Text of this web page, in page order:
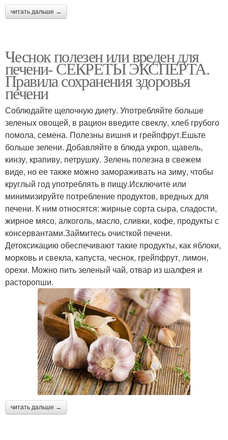
читать дальше →
Чеснок полезен или вреден для
печени- СЕКРЕТЫ ЭКСПЕРТА.
Правила сохранения здоровья
печени
Соблюдайте щелочную диету. Употребляйте больше
зеленых овощей, в рацион введите свеклу, хлеб грубого
помола, семена. Полезны вишня и грейпфрут.Ешьте
больше зелени. Добавляйте в блюда укроп, щавель,
кинзу, крапиву, петрушку. Зелень полезна в свежем
виде, но ее также можно замораживать на зиму, чтобы
круглый год употреблять в пищу.Исключите или
минимизируйте потребление продуктов, вредных для
печени. К ним относятся: жирные сорта сыра, сладости,
жирное мясо, алкоголь, масло, сливки, кофе, продукты с
консервантами.Займитесь очисткой печени.
Детоксикацию обеспечивают такие продукты, как яблоки,
морковь и свекла, капуста, чеснок, грейпфрут, лимон,
орехи. Можно пить зеленый чай, отвар из шалфея и
расторопши.
читать дальше →